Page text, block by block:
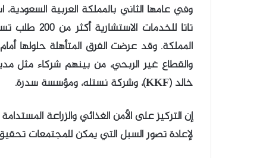
تاتا
المملكة. وقد عرضت الفرق المتأهلة حلولها
خالد (KKF)، وشركة نستله، ومؤسسة سدرة.
إن التركيز على الأمن الغذائي والزراعة
لإعادة تصور السبل التي يمكن للمجتمعات تحقيق